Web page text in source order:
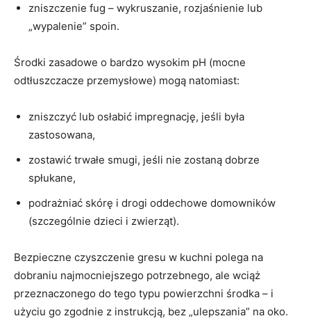
zniszczenie fug – wykruszanie, rozjaśnienie lub
„wypalenie” spoin.
Środki zasadowe o bardzo wysokim pH (mocne
odtłuszczacze przemysłowe) mogą natomiast:
zniszczyć lub osłabić impregnację, jeśli była
zastosowana,
zostawić trwałe smugi, jeśli nie zostaną dobrze
spłukane,
podrażniać skórę i drogi oddechowe domowników
(szczególnie dzieci i zwierząt).
Bezpieczne czyszczenie gresu w kuchni polega na
dobraniu najmocniejszego potrzebnego, ale wciąż
przeznaczonego do tego typu powierzchni środka – i
użyciu go zgodnie z instrukcją, bez „ulepszania” na oko.